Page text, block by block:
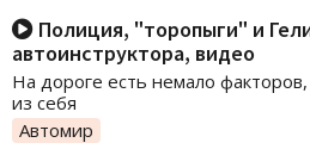
Полиция, "торопыги" и
автоинструктора, видео
На дороге есть немало
из себя
Автомир